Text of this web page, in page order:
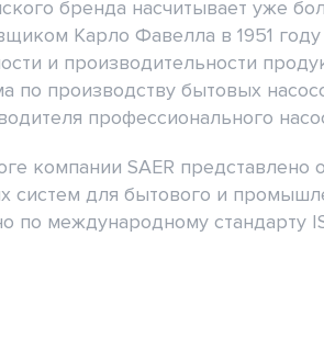
бренда насчитывает уже
Карло Фавелла в 1951 году
и производительности
по производству бытовых
профессионального
компании SAER
систем для бытового и
по международному стандарту